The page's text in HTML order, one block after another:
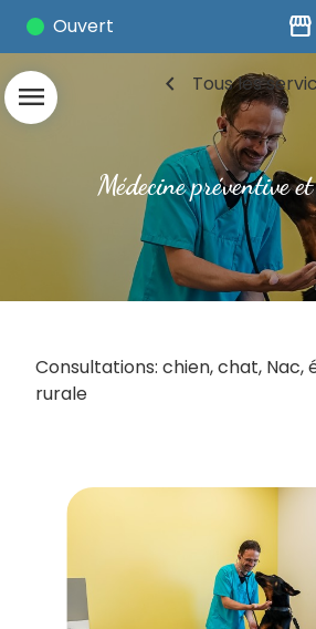
Ouvert storefront
menu chevron_left Tous les
Médecine préventive
Consultations: chien, chat, Nac,
rurale